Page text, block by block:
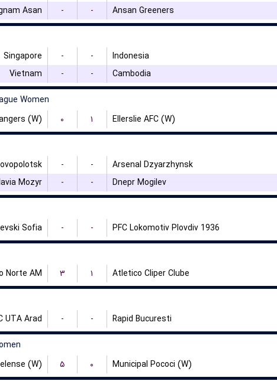
Asan
- - Ansan Greeners
Singapore
- - Indonesia
Vietnam
- - Cambodia
Women
(W)
۰ ۱ Ellerslie AFC (W)
- - Arsenal Dzyarzhynsk
Mozyr
- - Dnepr Mogilev
Sofia
- - PFC Lokomotiv Plovdiv 1936
Norte AM
۳ ۱ Atletico Cliper Clube
UTA Arad
- - Rapid Bucuresti
(W)
۵ ۰ Municipal Pococi (W)